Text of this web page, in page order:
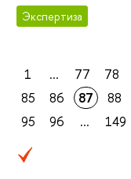
Экспертиза
1 ... 77 78
85
86 87 88
95
96 ... 149